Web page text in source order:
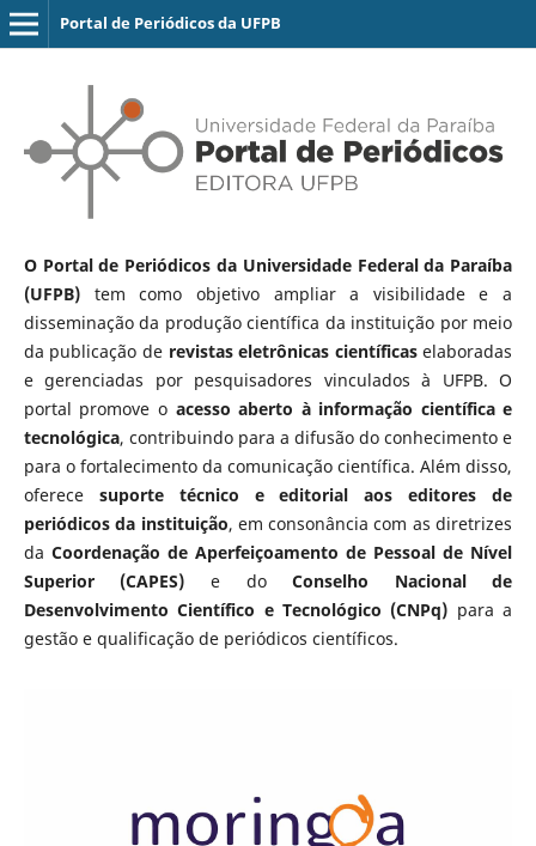
Portal de Periódicos da UFPB
O Portal de Periódicos da Universidade Federal da Paraíba
(UFPB)tem como objetivo ampliar a visibilidade e a
disseminação da produção científica da instituição por meio
da publicação de revistas eletrônicas científicaselaboradas
e gerenciadas por pesquisadores vinculados à UFPB. O
portal promove o acesso aberto à informação científica e
tecnológica, contribuindo para a difusão do conhecimento e
para o fortalecimento da comunicação científica. Além disso,
oferece suporte técnico e editorial aos editores de
periódicos da instituição, em consonância com as diretrizes
da Coordenação de Aperfeiçoamento de Pessoal de Nível
Superior (CAPES) e doConselho Nacional de
Desenvolvimento Científico e Tecnológico (CNPq) para a
gestão e qualificação de periódicos científicos.